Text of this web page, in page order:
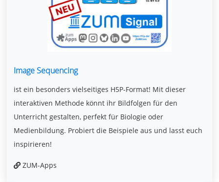
Image Sequencing
ist ein besonders vielseitiges H5P-Format! Mit dieser
interaktiven Methode könnt ihr Bildfolgen für den
Unterricht gestalten, perfekt für Biologie oder
Medienbildung. Probiert die Beispiele aus und lasst euch
inspirieren!
ZUM-Apps